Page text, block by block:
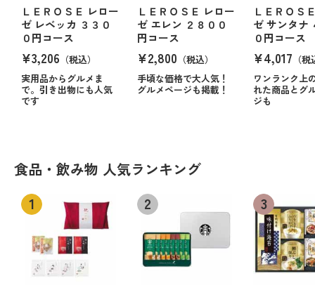
ＬＥＲＯＳＥ レロー
ゼ レベッカ ３３０
０円コース
¥3,206 （税込）
実用品からグルメま
で。引き出物にも人気
です
ＬＥＲＯＳＥ レロー
ゼ エレン ２８００
円コース
¥2,800 （税込）
手頃な価格で大人気！
グルメページも掲載！
ＬＥＲＯＳ
ゼ サンタナ
０円コース
¥4,017 （
ワンランク上
れた商品とグ
ジも
食品・飲み物 人気ランキング